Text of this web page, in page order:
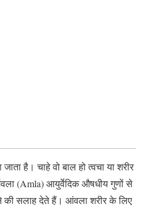
है। चाहे वो बाल हो त्वचा या शरीर
(Amla) आयुर्वेदिक औषधीय गुणों से
की सलाह देते हैं। आंवला शरीर के लिए